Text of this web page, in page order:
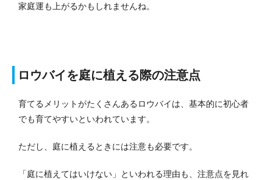
家庭運も上がるかもしれませんね。
ロウバイを庭に植える際の注意点
育てるメリットがたくさんあるロウバイは、基本的に初心者
でも育てやすいといわれています。
ただし、庭に植えるときには注意も必要です。
「庭に植えてはいけない」といわれる理由も、注意点を見れ